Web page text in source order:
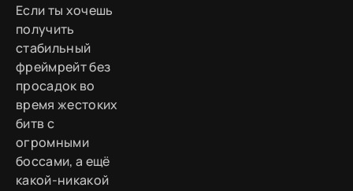
Если ты хочешь
получить
стабильный
фреймрейт без
просадок во
время жестоких
битв с
огромными
боссами, а ещё
какой-никакой